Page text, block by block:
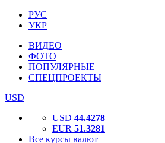
РУС
УКР
ВИДЕО
ФОТО
ПОПУЛЯРНЫЕ
СПЕЦПРОЕКТЫ
USD
USD 44.4278
EUR 51.3281
Все курсы валют